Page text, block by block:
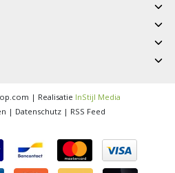
| Realisatie InStijl Media
| Datenschutz | RSS Feed